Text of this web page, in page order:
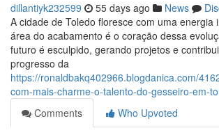
dillantiyk232599 55 days ago News
A cidade de Toledo floresce com uma energia
área do acabamento é o coração dessa
futuro é esculpido, gerando projetos e
progresso da
https://ronaldbakq402966.blogdanica.com/
com-mais-charme-o-talento-do-gesseiro-em-
Comments
Who Upvoted